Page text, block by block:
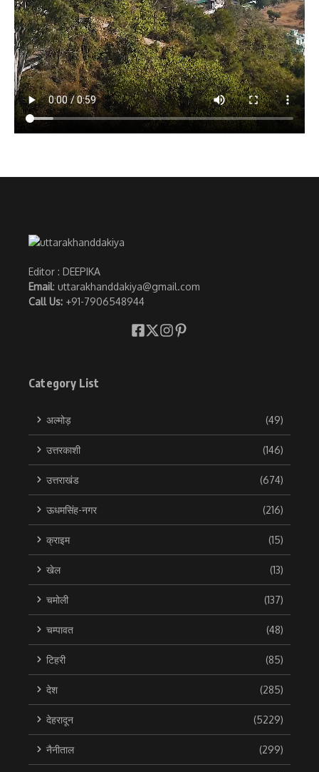
Editor : DEEPIKA
Email: uttarakhanddakiya@gmail.com
Call Us: +91-7906548944
Category List
अल्मोड़ (49)
उत्तरकाशी (146)
उत्तराखंड (674)
ऊधमसिंह-नगर (216)
क्राइम (15)
खेल (13)
चमोली (137)
चम्पावत (48)
टिहरी (85)
देश (285)
देहरादून (5229)
नैनीताल (299)